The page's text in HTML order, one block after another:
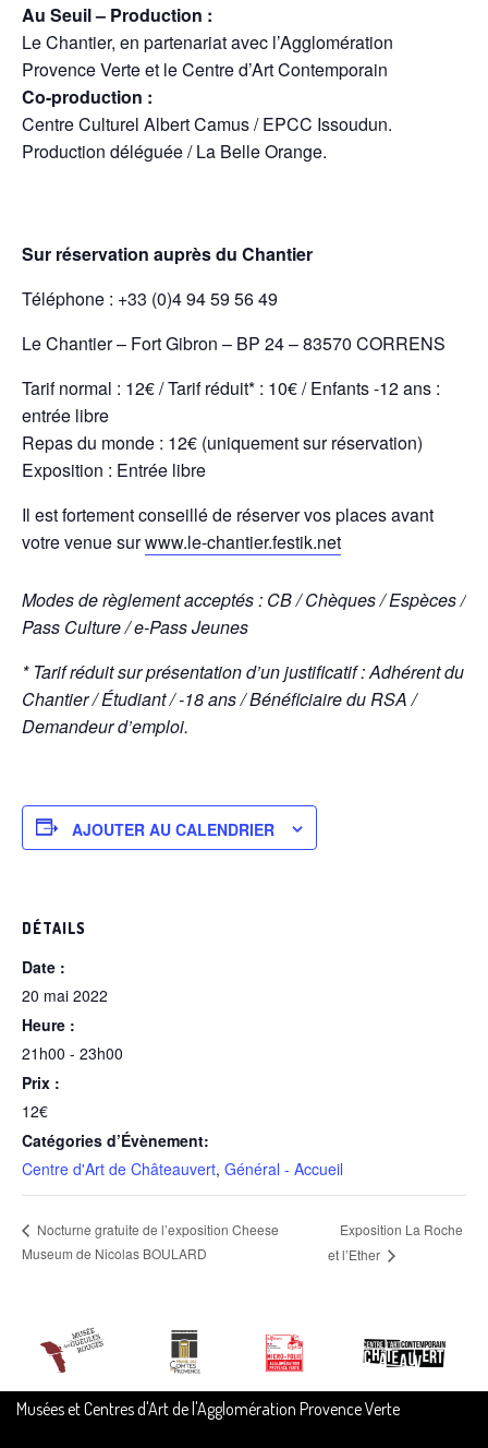
Au Seuil – Production :
Le Chantier, en partenariat avec l’Agglomération
Provence Verte et le Centre d’Art Contemporain
Co-production :
Centre Culturel Albert Camus / EPCC Issoudun.
Production déléguée / La Belle Orange.
Sur réservation auprès du Chantier
Téléphone : +33 (0)4 94 59 56 49
Le Chantier – Fort Gibron – BP 24 – 83570 CORRENS
Tarif normal : 12€ / Tarif réduit* : 10€ / Enfants -12 ans :
entrée libre
Repas du monde : 12€ (uniquement sur réservation)
Exposition : Entrée libre
Il est fortement conseillé de réserver vos places avant
votre venue surwww.le-chantier.festik.net
Modes de règlement acceptés : CB / Chèques / Espèces /
Pass Culture / e-Pass Jeunes
* Tarif réduit sur présentation d’un justificatif : Adhérent du
Chantier / Étudiant / -18 ans / Bénéficiaire du RSA /
Demandeur d’emploi.
AJOUTER AU CALENDRIER
DÉTAILS
Date :
20 mai 2022
Heure :
21h00 - 23h00
Prix :
12€
Catégories d’Évènement:
Centre d'Art de Châteauvert, Général - Accueil
Nocturne gratuite de l’exposition Cheese
Museum de Nicolas BOULARD
Exposition La Roche
et l’Ether
Musées et Centres d'Art de l'Agglomération Provence Verte